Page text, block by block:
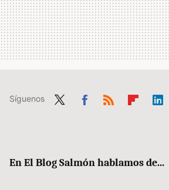
Síguenos
En El Blog Salmón hablamos de...